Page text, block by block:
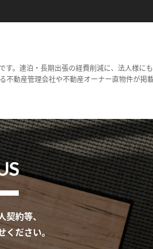
。連泊・長期出張の経費削減に、法人様にも
動産管理会社や不動産オーナー直物件が掲
約等、
ださい。